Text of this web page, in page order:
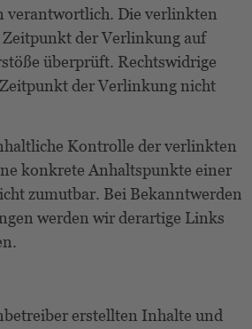
verantwortlich. Die verlinkten
Zeitpunkt der Verlinkung auf
überprüft. Rechtswidrige
der Verlinkung nicht
Kontrolle der verlinkten
konkrete Anhaltspunkte einer
zumutbar. Bei Bekanntwerden
werden wir derartige Links
erstellten Inhalte und